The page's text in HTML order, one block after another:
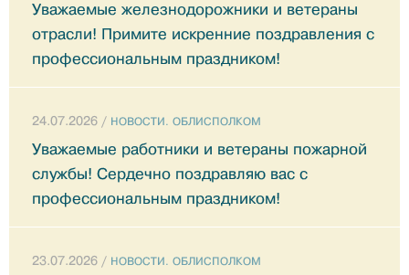
Уважаемые железнодорожники и ветераны
отрасли! Примите искренние поздравления с
профессиональным праздником!
24.07.2026 / НОВОСТИ. ОБЛИСПОЛКОМ
Уважаемые работники и ветераны пожарной
службы! Сердечно поздравляю вас с
профессиональным праздником!
23.07.2026 / НОВОСТИ. ОБЛИСПОЛКОМ